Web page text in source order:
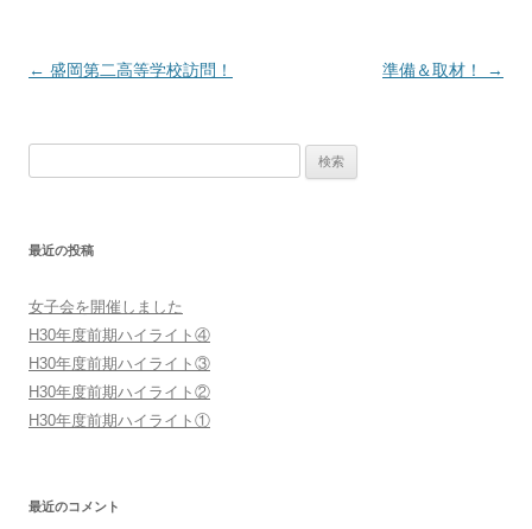
投
ョ
ン
← 盛岡第二高等学校訪問！ 準備＆取材！ →
索:
最近の投稿
女子会を開催しました
H30年度前期ハイライト④
H30年度前期ハイライト③
H30年度前期ハイライト②
H30年度前期ハイライト①
最近のコメント